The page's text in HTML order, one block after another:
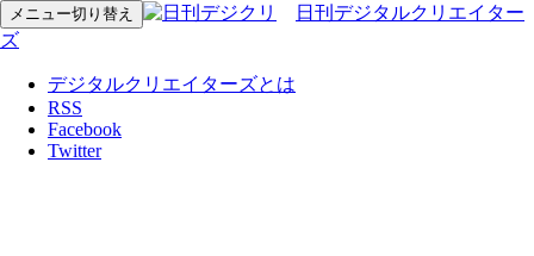
メニュー切り替え
日刊デジタルクリエイター
ズ
デジタルクリエイターズとは
RSS
Facebook
Twitter